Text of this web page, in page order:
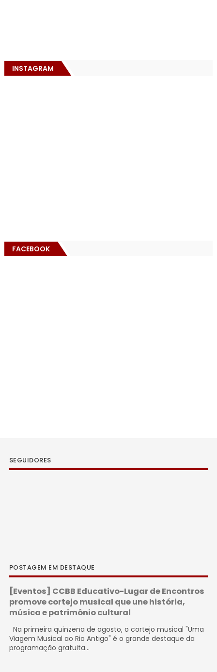
INSTAGRAM
FACEBOOK
SEGUIDORES
POSTAGEM EM DESTAQUE
[Eventos] CCBB Educativo-Lugar de Encontros
promove cortejo musical que une história,
música e patrimônio cultural
Na primeira quinzena de agosto, o cortejo musical "Uma
Viagem Musical ao Rio Antigo" é o grande destaque da
programação gratuita...